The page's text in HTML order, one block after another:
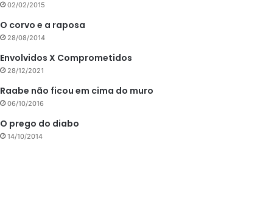
02/02/2015
O corvo e a raposa
28/08/2014
Envolvidos X Comprometidos
28/12/2021
Raabe não ficou em cima do muro
06/10/2016
O prego do diabo
14/10/2014